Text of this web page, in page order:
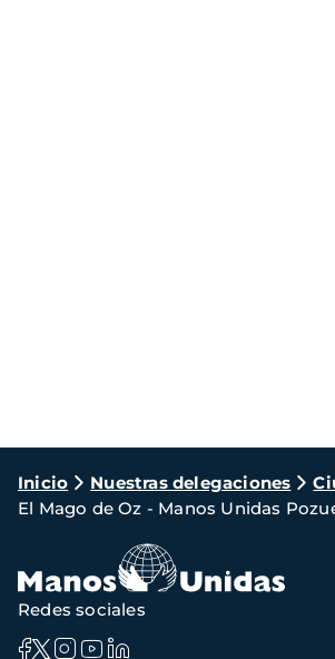
Ruta
de
navegación
Inicio Nuestras delegaciones
El Mago de Oz - Manos Unidas
Redes sociales